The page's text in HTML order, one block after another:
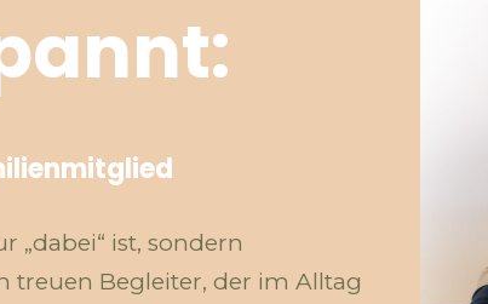
„dabei“ ist, sondern
treuen Begleiter, der im Alltag